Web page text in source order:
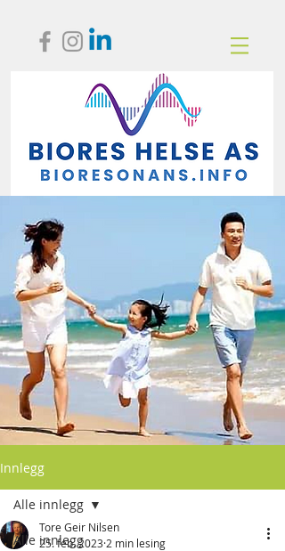
Innlegg
Alle innlegg
Alle innlegg
Tore Geir Nilsen
25. feb. 2023 2 min lesing